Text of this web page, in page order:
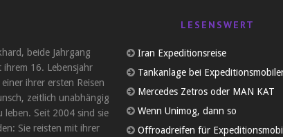
beide Jahrgang
ihrem 16. Lebensjahr
ihrer ersten Reisen
zeitlich unabhängig
leben. Seit 2004 sind sie
Sie reisten mit ihrer
LESENSWERT
Iran Expeditionsreise
Tankanlage bei
Mercedes Zetros oder MAN KAT
Wenn Unimog, dann so
Offroadreifen für